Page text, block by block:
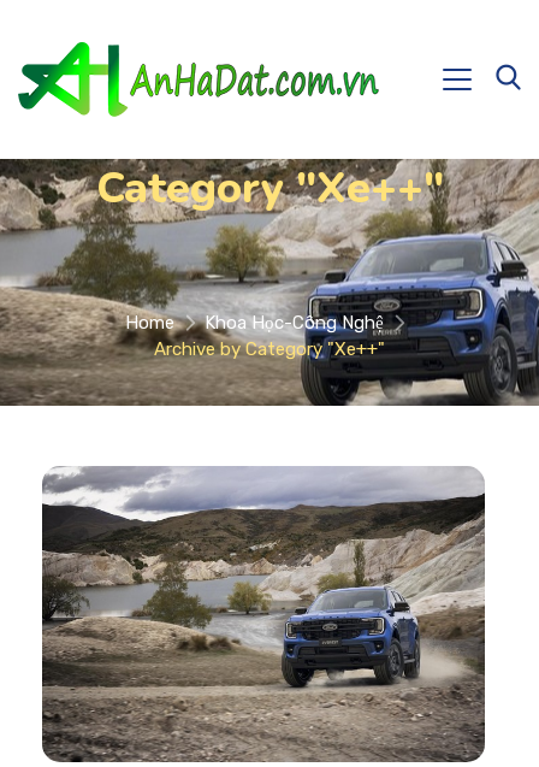
Category "Xe++"
Home
Khoa Học-Công Nghệ
Archive by Category "Xe++"